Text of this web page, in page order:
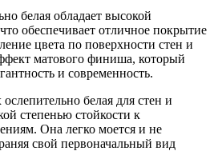
белая обладает высокой
обеспечивает отличное покрытие
цвета по поверхности стен и
матового финиша, который
и современность.
белая для стен и
степенью стойкости к
Она легко моется и не
свой первоначальный вид